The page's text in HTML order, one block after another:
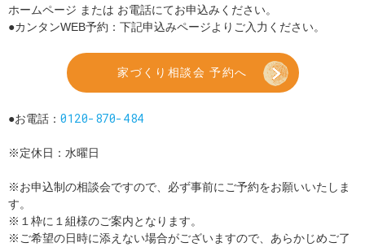
ホームページ または お電話にてお申込みください。
●カンタンWEB予約：下記申込みページよりご入力ください。
家づくり相談会 予約へ
●お電話： 0120-870-484
※定休日：水曜日
※お申込制の相談会ですので、必ず事前にご予約をお願いいたしま
す。
※１枠に１組様のご案内となります。
※ご希望の日時に添えない場合がございますので、あらかじめご了